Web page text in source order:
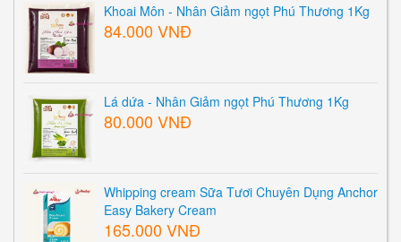
Khoai Môn - Nhân Giảm ngọt Phú Thương 1Kg
84.000 VNĐ
Lá dứa - Nhân Giảm ngọt Phú Thương 1Kg
80.000 VNĐ
Whipping cream Sữa Tươi Chuyên Dụng Anchor
Easy Bakery Cream
165.000 VNĐ